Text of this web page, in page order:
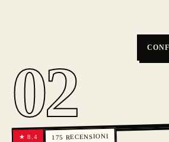
02
★8.4 175 RECENSIONI